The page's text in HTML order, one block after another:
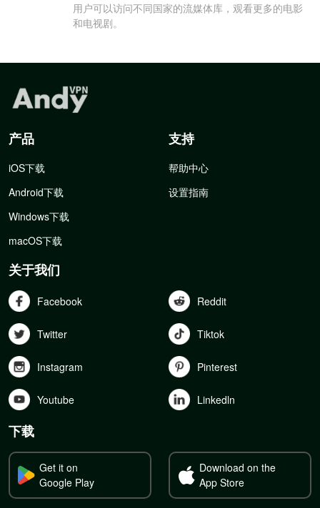
用户可以访问不同国家的流媒体库，观看更多的电影
和电视剧。
产品
iOS下载
Android下载
Windows下载
macOS下载
支持
帮助中心
设置指南
关于我们
Facebook Reddit
Twitter Tiktok
Instagram Pinterest
Youtube Linkedln
下载
Get it on
Google Play
Download on the
App Store